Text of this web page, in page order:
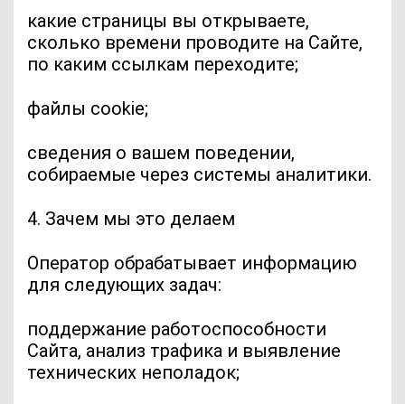
какие страницы вы открываете,
сколько времени проводите на Сайте,
по каким ссылкам переходите;
файлы cookie;
сведения о вашем поведении,
собираемые через системы аналитики.
4. Зачем мы это делаем
Оператор обрабатывает информацию
для следующих задач:
поддержание работоспособности
Сайта, анализ трафика и выявление
технических неполадок;